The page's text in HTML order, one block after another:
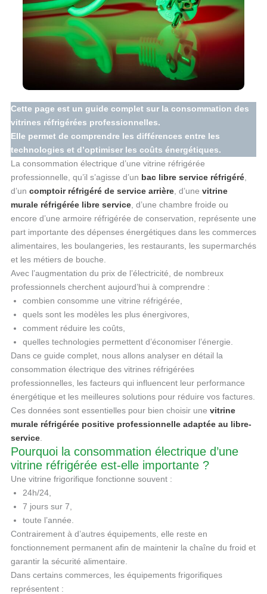
Cette page est un guide complet sur la consommation des
vitrines réfrigérées professionnelles.
Elle permet de comprendre les différences entre les
technologies et d’optimiser les coûts énergétiques.
La consommation électrique d’une vitrine réfrigérée
professionnelle, qu’il s’agisse d’un bac libre service réfrigéré,
d’un comptoir réfrigéré de service arrière, d’une vitrine
murale réfrigérée libre service, d’une chambre froide ou
encore d’une armoire réfrigérée de conservation, représente une
part importante des dépenses énergétiques dans les commerces
alimentaires, les boulangeries, les restaurants, les supermarchés
et les métiers de bouche.
Avec l’augmentation du prix de l’électricité, de nombreux
professionnels cherchent aujourd’hui à comprendre :
combien consomme une vitrine réfrigérée,
quels sont les modèles les plus énergivores,
comment réduire les coûts,
quelles technologies permettent d’économiser l’énergie.
Dans ce guide complet, nous allons analyser en détail la
consommation électrique des vitrines réfrigérées
professionnelles, les facteurs qui influencent leur performance
énergétique et les meilleures solutions pour réduire vos factures.
Ces données sont essentielles pour bien choisir une vitrine
murale réfrigérée positive professionnelle adaptée au libre-
service.
Pourquoi la consommation électrique d’une
vitrine réfrigérée est-elle importante ?
Une vitrine frigorifique fonctionne souvent :
24h/24,
7 jours sur 7,
toute l’année.
Contrairement à d’autres équipements, elle reste en
fonctionnement permanent afin de maintenir la chaîne du froid et
garantir la sécurité alimentaire.
Dans certains commerces, les équipements frigorifiques
représentent :